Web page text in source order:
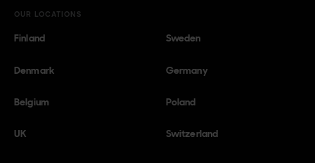
OUR LOCATIONS
Finland Sweden
Denmark Germany
Belgium Poland
UK Switzerland